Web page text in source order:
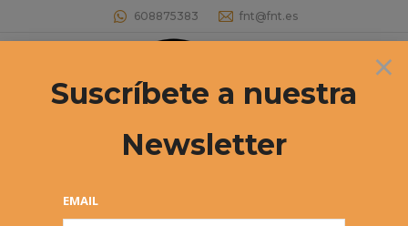
608875383 fnt@fnt.es
Buscar:
Archivos diarios: 1 febrero, 2019
×
Suscríbete a nuestra
Newsletter
EMAIL